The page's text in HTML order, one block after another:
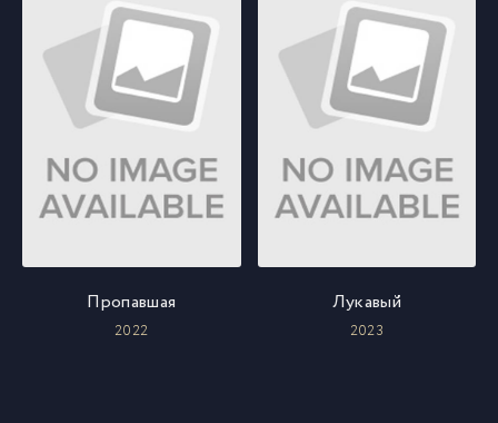
Пропавшая
2022
Лукавый
2023